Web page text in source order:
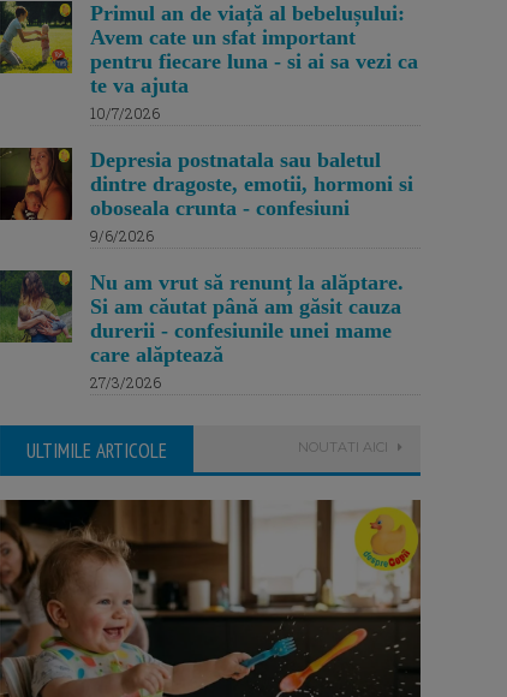
Primul an de viață al bebelușului:
Avem cate un sfat important
pentru fiecare luna - si ai sa vezi ca
te va ajuta
10/7/2026
Depresia postnatala sau baletul
dintre dragoste, emotii, hormoni si
oboseala crunta - confesiuni
9/6/2026
Nu am vrut să renunț la alăptare.
Si am căutat până am găsit cauza
durerii - confesiunile unei mame
care alăptează
27/3/2026
ULTIMILE ARTICOLE NOUTATI AICI